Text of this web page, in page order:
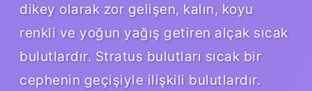
dikey olarak zor gelişen, kalın, koyu
renkli ve yoğun yağış getiren alçak sıcak
bulutlardır. Stratus bulutları sıcak bir
cephenin geçişiyle ilişkili bulutlardır.